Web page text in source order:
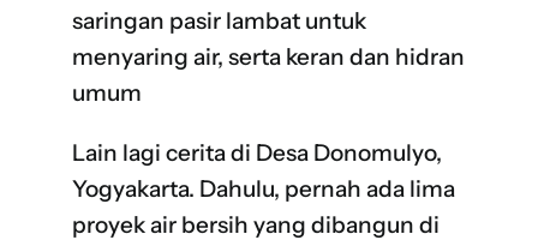
saringan pasir lambat untuk
menyaring air, serta keran dan hidran
umum
Lain lagi cerita di Desa Donomulyo,
Yogyakarta. Dahulu, pernah ada lima
proyek air bersih yang dibangun di